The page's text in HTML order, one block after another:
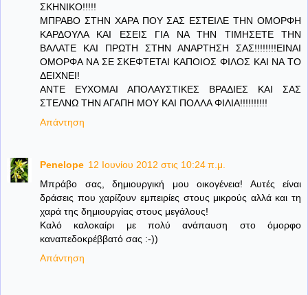
ΣΚΗΝΙΚΟ!!!!!
ΜΠΡΑΒΟ ΣΤΗΝ ΧΑΡΑ ΠΟΥ ΣΑΣ ΕΣΤΕΙΛΕ ΤΗΝ ΟΜΟΡΦΗ
ΚΑΡΔΟΥΛΑ ΚΑΙ ΕΣΕΙΣ ΓΙΑ ΝΑ ΤΗΝ ΤΙΜΗΣΕΤΕ ΤΗΝ
ΒΑΛΑΤΕ ΚΑΙ ΠΡΩΤΗ ΣΤΗΝ ΑΝΑΡΤΗΣΗ ΣΑΣ!!!!!!!!ΕΙΝΑΙ
ΟΜΟΡΦΑ ΝΑ ΣΕ ΣΚΕΦΤΕΤΑΙ ΚΑΠΟΙΟΣ ΦΙΛΟΣ ΚΑΙ ΝΑ ΤΟ
ΔΕΙΧΝΕΙ!
ΑΝΤΕ ΕΥΧΟΜΑΙ ΑΠΟΛΑΥΣΤΙΚΕΣ ΒΡΑΔΙΕΣ ΚΑΙ ΣΑΣ
ΣΤΕΛΝΩ ΤΗΝ ΑΓΑΠΗ ΜΟΥ ΚΑΙ ΠΟΛΛΑ ΦΙΛΙΑ!!!!!!!!!!
Απάντηση
Penelope 12 Ιουνίου 2012 στις 10:24 π.μ.
Μπράβο σας, δημιουργική μου οικογένεια! Αυτές είναι
δράσεις που χαρίζουν εμπειρίες στους μικρούς αλλά και τη
χαρά της δημιουργίας στους μεγάλους!
Καλό καλοκαίρι με πολύ ανάπαυση στο όμορφο
καναπεδοκρέββατό σας :-))
Απάντηση